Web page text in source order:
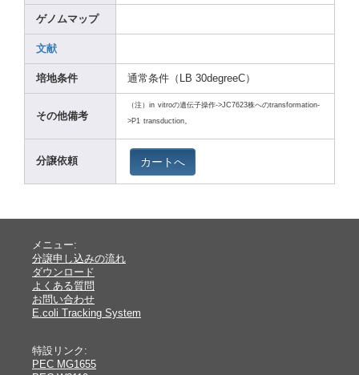
ゲノムマップ
文献
培地条件 通常条件（LB 30degreeC）
その他備考
（注）in vitroの遺伝子操作->JC7623株へのtransformation-
>P1 transduction。
分譲依頼 カートへ
メニュー:
分譲申し込みの流れ
ダウンロード
よくある質問
お問い合わせ
E.coli Tracking System
特設リンク:
PEC MG1655